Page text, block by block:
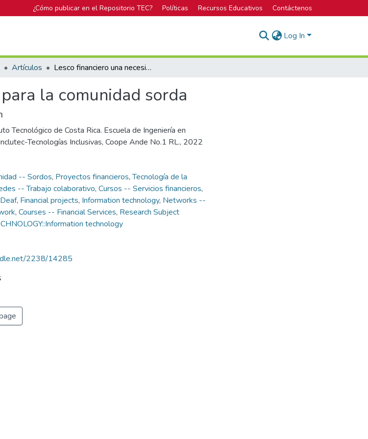
¿Cómo publicar en el Repositorio TEC? Políticas Recursos Educativos Contáctenos
Log In
Artículos Lesco financiero una necesidad para la comunidad sorda
la comunidad sorda
Tecnológico de Costa Rica. Escuela de Ingeniería en
Tecnologías Inclusivas, Coope Ande No.1 RL., 2022
-- Sordos, Proyectos financieros,Tecnología de la
-- Trabajo colaborativo, Cursos -- Servicios financieros,
, Financial projects, Information technology, Networks --
, Courses -- Financial Services, Research Subject
technology
2238/14285